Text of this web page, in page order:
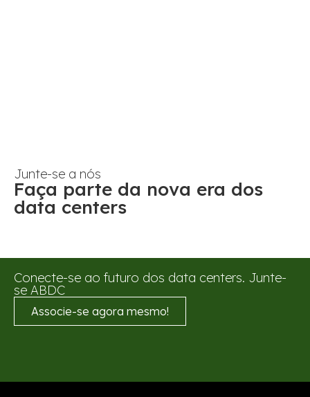
Junte-se a nós
Faça parte da nova era dos
data centers
Conecte-se ao futuro dos data centers. Junte-
se ABDC
Associe-se agora mesmo!